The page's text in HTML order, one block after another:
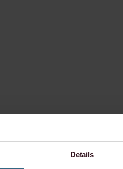
Details